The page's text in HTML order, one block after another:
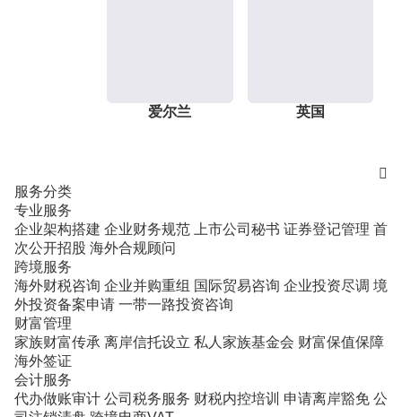
爱尔兰 英国

服务分类
专业服务
企业架构搭建 企业财务规范 上市公司秘书 证券登记管理 首
次公开招股 海外合规顾问
跨境服务
海外财税咨询 企业并购重组 国际贸易咨询 企业投资尽调 境
外投资备案申请 一带一路投资咨询
财富管理
家族财富传承 离岸信托设立 私人家族基金会 财富保值保障
海外签证
会计服务
代办做账审计 公司税务服务 财税内控培训 申请离岸豁免 公